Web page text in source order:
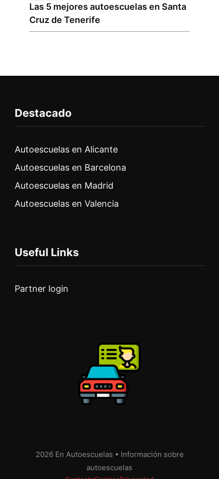
Las 5 mejores autoescuelas en Santa
Cruz de Tenerife
Destacado
Autoescuelas en Alicante
Autoescuelas en Barcelona
Autoescuelas en Madrid
Autoescuelas en Valencia
Useful Links
Partner login
2026 En Autoescuelas • Información sobre
autoescuelas